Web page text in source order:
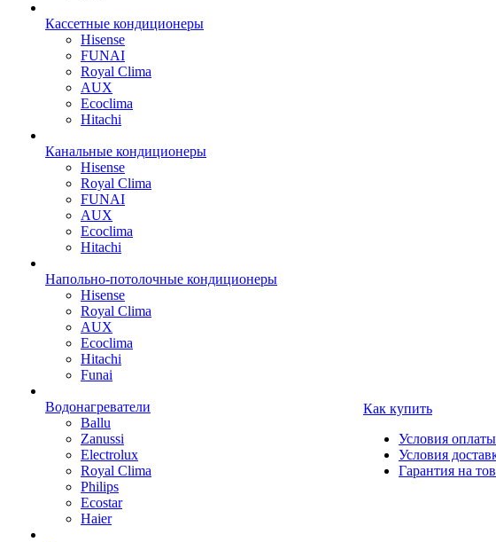
Кассетные кондиционеры
Hisense
FUNAI
Royal Clima
AUX
Ecoclima
Hitachi
Канальные кондиционеры
Hisense
Royal Clima
FUNAI
AUX
Ecoclima
Hitachi
Напольно-потолочные кондиционеры
Hisense
Royal Clima
AUX
Ecoclima
Hitachi
Funai
Водонагреватели
Ballu
Zanussi
Electrolux
Royal Clima
Philips
Ecostar
Haier
Как купить
Условия оплаты
Условия
Гарантия на